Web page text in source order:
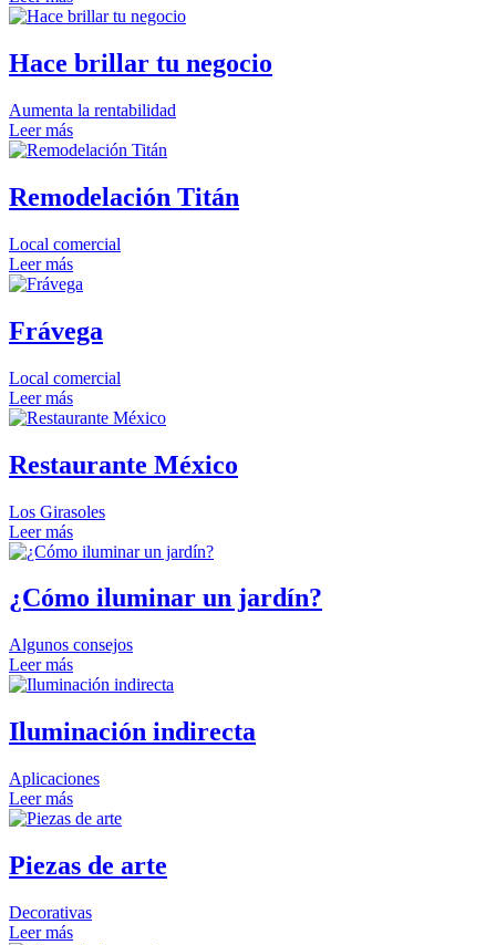
Hace brillar tu negocio
Aumenta la rentabilidad
Leer más
Remodelación Titán
Local comercial
Leer más
Frávega
Local comercial
Leer más
Restaurante México
Los Girasoles
Leer más
¿Cómo iluminar un jardín?
Algunos consejos
Leer más
Iluminación indirecta
Aplicaciones
Leer más
Piezas de arte
Decorativas
Leer más